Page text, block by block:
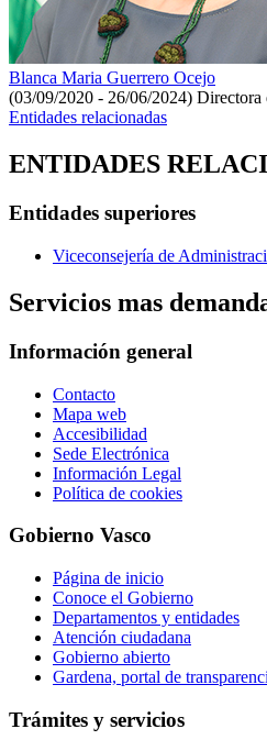
Blanca Maria Guerrero Ocejo
(03/09/2020 - 26/06/2024) Directora
Entidades relacionadas
ENTIDADES
Entidades superiores
Viceconsejería de
Servicios mas
Información general
Contacto
Mapa web
Accesibilidad
Sede Electrónica
Información Legal
Política de cookies
Gobierno Vasco
Página de inicio
Conoce el Gobierno
Departamentos y entidades
Atención ciudadana
Gobierno abierto
Gardena, portal de
Trámites y servicios